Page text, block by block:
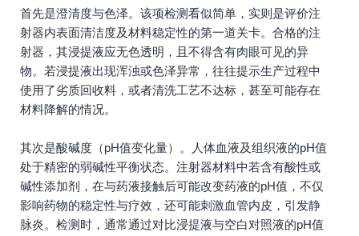
首先是澄清度与色泽。该项检测看似简单，实则是评价注
射器内表面清洁度及材料稳定性的第一道关卡。合格的注
射器，其浸提液应无色透明，且不得含有肉眼可见的异
物。若浸提液出现浑浊或色泽异常，往往提示生产过程中
使用了劣质回收料，或者清洗工艺不达标，甚至可能存在
材料降解的情况。
其次是酸碱度（pH值变化量）。人体血液及组织液的pH值
处于精密的弱碱性平衡状态。注射器材料中若含有酸性或
碱性添加剂，在与药液接触后可能改变药液的pH值，不仅
影响药物的稳定性与疗效，还可能刺激血管内皮，引发静
脉炎。检测时，通常通过对比浸提液与空白对照液的pH值